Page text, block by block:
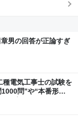
男の回答が正論すぎ
種電気工事士の試験を
問”や“本番形式
| ゲーム・エンタメ